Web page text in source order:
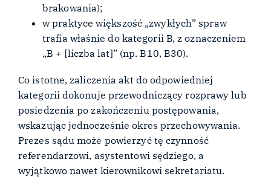
brakowania);
w praktyce większość „zwykłych” spraw
trafia właśnie do kategorii B, z oznaczeniem
„B + [liczba lat]” (np. B10, B30).
Co istotne, zaliczenia akt do odpowiedniej
kategorii dokonuje przewodniczący rozprawy lub
posiedzenia po zakończeniu postępowania,
wskazując jednocześnie okres przechowywania.
Prezes sądu może powierzyć tę czynność
referendarzowi, asystentowi sędziego, a
wyjątkowo nawet kierownikowi sekretariatu.